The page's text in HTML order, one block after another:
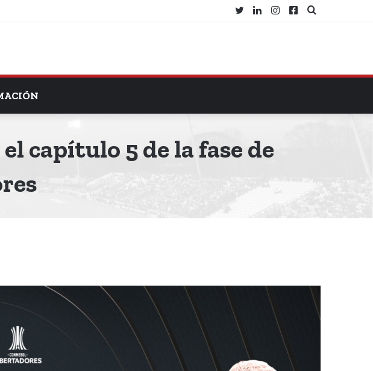
Buscar
Facebook
Instagram
LinkedIn
Twitter
capítulo 5 de la fase de